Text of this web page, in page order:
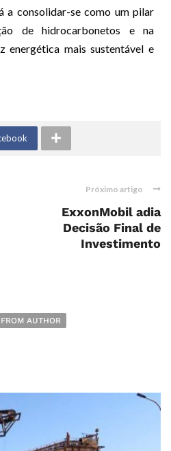
a consolidar-se como um pilar
de hidrocarbonetos e na
energética mais sustentável e
Próximo artigo
ExxonMobil adia
Decisão Final de
Investimento
AUTHOR